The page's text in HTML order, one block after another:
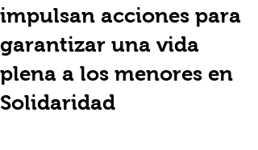
impulsan acciones para
garantizar una vida
plena a los menores en
Solidaridad